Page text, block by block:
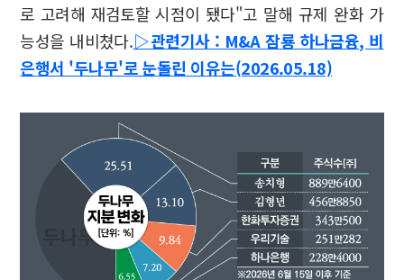
로 고려해 재검토할 시점이 됐다"고 말해 규제 완화 가
능성을 내비쳤다.▷관련기사 : M&A 잠룡 하나금융, 비
은행서 '두나무'로 눈돌린 이유는(2026.05.18)